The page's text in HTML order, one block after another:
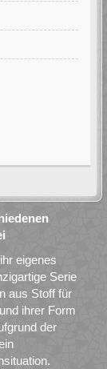
eigenes
Serie
aus Stoff für
ihrer Form
der